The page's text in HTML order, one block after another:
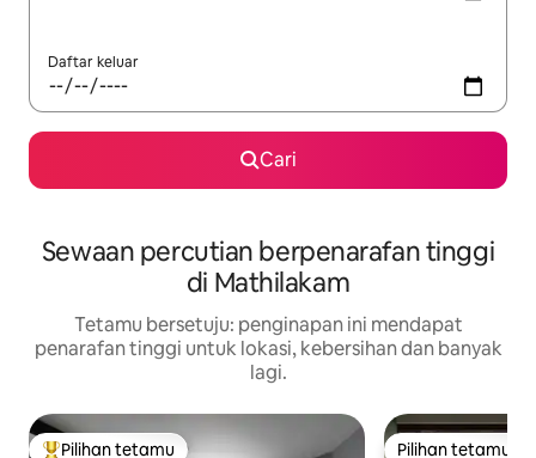
Daftar keluar
Cari
Sewaan percutian berpenarafan tinggi
di Mathilakam
Tetamu bersetuju: penginapan ini mendapat
penarafan tinggi untuk lokasi, kebersihan dan banyak
lagi.
Pilihan tetamu Pilihan tetamu